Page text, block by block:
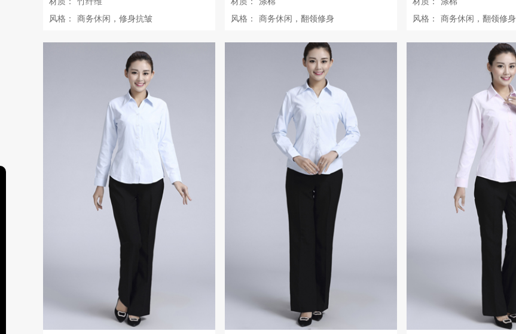
风格：
商务休闲，修身抗皱
风格：
商务休闲，翻领修身
风格：
商务休闲，翻领修身